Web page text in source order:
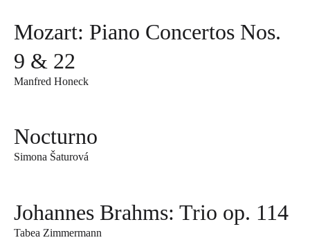
Mozart: Piano Concertos Nos.
9 & 22
Manfred Honeck
Nocturno
Simona Šaturová
Johannes Brahms: Trio op. 114
Tabea Zimmermann